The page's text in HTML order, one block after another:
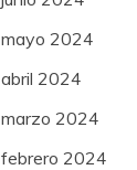
mayo 2024
abril 2024
marzo 2024
febrero 2024